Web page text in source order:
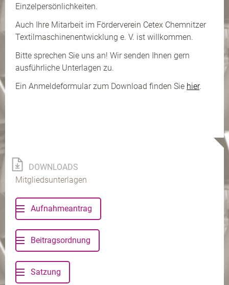
Einzelpersönlichkeiten.
Auch Ihre Mitarbeit im Förderverein Cetex Chemnitzer
Textilmaschinenentwicklung e. V. ist willkommen.
Bitte sprechen Sie uns an! Wir senden Ihnen gern
ausführliche Unterlagen zu.
Ein Anmeldeformular zum Download finden Sie hier.
DOWNLOADS
Mitgliedsunterlagen
Aufnahmeantrag
Beitragsordnung
Satzung